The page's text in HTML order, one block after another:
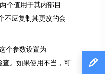
个值用于其内部目
不应复制其更改的会
个参数设置为
查。如果使用不当，可